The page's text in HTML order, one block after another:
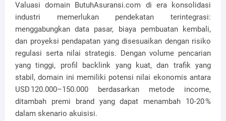
Valuasi domain ButuhAsuransi.com di era konsolidasi
industri memerlukan pendekatan terintegrasi:
menggabungkan data pasar, biaya pembuatan kembali,
dan proyeksi pendapatan yang disesuaikan dengan risiko
regulasi serta nilai strategis. Dengan volume pencarian
yang tinggi, profil backlink yang kuat, dan trafik yang
stabil, domain ini memiliki potensi nilai ekonomis antara
USD 120.000–150.000 berdasarkan metode income,
ditambah premi brand yang dapat menambah 10‑20 %
dalam skenario akuisisi.